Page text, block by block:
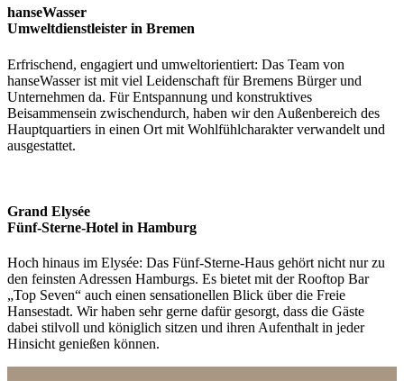
hanseWasser
Umweltdienstleister in Bremen
Erfrischend, engagiert und umweltorientiert: Das Team von
hanseWasser ist mit viel Leidenschaft für Bremens Bürger und
Unternehmen da. Für Entspannung und konstruktives
Beisammensein zwischendurch, haben wir den Außenbereich des
Hauptquartiers in einen Ort mit Wohlfühlcharakter verwandelt und
ausgestattet.
Grand Elysée
Fünf-Sterne-Hotel in Hamburg
Hoch hinaus im Elysée: Das Fünf-Sterne-Haus gehört nicht nur zu
den feinsten Adressen Hamburgs. Es bietet mit der Rooftop Bar
„Top Seven“ auch einen sensationellen Blick über die Freie
Hansestadt. Wir haben sehr gerne dafür gesorgt, dass die Gäste
dabei stilvoll und königlich sitzen und ihren Aufenthalt in jeder
Hinsicht genießen können.